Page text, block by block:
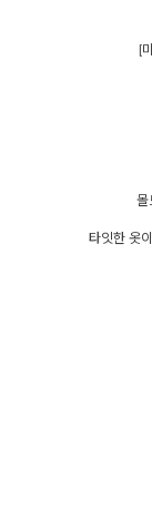
[
몰
타잇한 옷